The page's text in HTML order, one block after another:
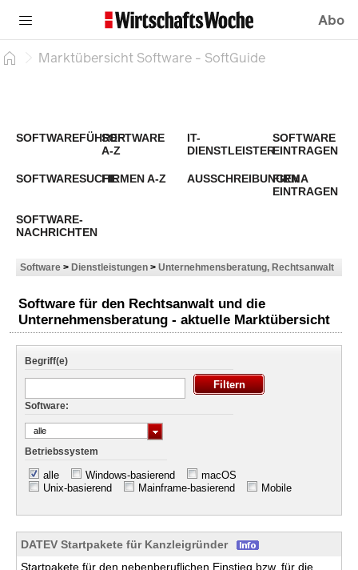
Abo
Marktübersicht Software - SoftGuide
SOFTWAREFÜHRERSOFTWARE
A-Z
IT-
DIENSTLEISTER
SOFTWARE
EINTRAGEN
SOFTWARESUCHEFIRMEN A-Z AUSSCHREIBUNGEN
FIRMA
EINTRAGEN
SOFTWARE-
NACHRICHTEN
Software > Dienstleistungen > Unternehmensberatung, Rechtsanwalt
Software für den Rechtsanwalt und die
Unternehmensberatung - aktuelle Marktübersicht
Begriff(e)
Software:
alle
Betriebssystem
alle Windows-basierend
macOS
Unix-basierend
Mainframe-basierend Mobile
DATEV Startpakete für Kanzleigründer
Startpakete für den nebenberuflichen Einstieg bzw. für die